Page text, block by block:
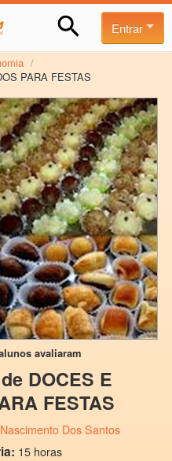
Entrar
/
PARA FESTAS
avaliaram
DOCES E
FESTAS
Dos Santos
15 horas